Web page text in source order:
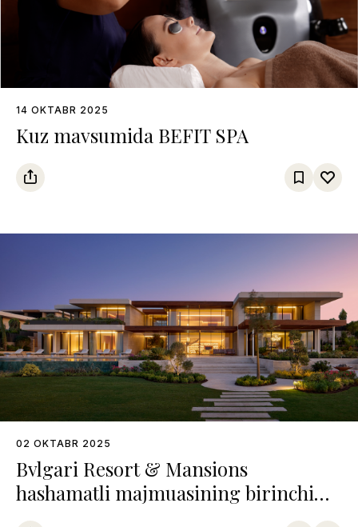
14 OKTABR 2025
Kuz mavsumida BEFIT SPA
02 OKTABR 2025
Bvlgari Resort & Mansions
hashamatli majmuasining birinchi
qasri Bodrumda ochildi